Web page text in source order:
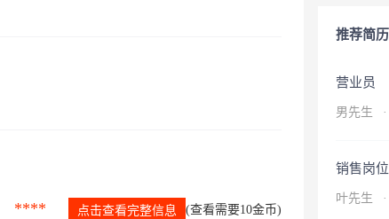
**** 点击查看完整信息 (查看需要10金币)
推荐简历
营业员
男先生 ·
销售岗位
叶先生 ·